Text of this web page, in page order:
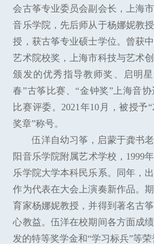
会古筝专业委员会副会长，上海
音乐学院，先后师从于杨娜妮教
授，获古筝专业硕士学位。曾获
艺术院校奖，上海市科技与艺术
颁发的优秀指导教师奖、启明
春”古筝比赛、“金钟奖”上海音
比赛评委。2021年10月，被授予
奖章”称号。
伍洋自幼习筝，启蒙于龚书
阳音乐学院附属艺术学校，1999
乐学院大学本科民乐系。同年，
作为代表在大会上演奏新作品。
育家杨娜妮教授，并得到著名古
心教益。伍洋在校期间各方面成
发的特等奖学金和“学习标兵”等荣